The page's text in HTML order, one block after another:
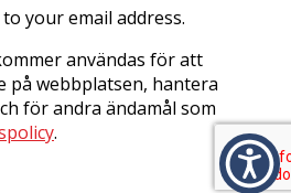
your email address.
användas för att
på webbplatsen, hantera
för andra ändamål som
.